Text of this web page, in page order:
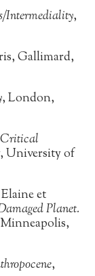
Intermediality,
Gallimard,
, London,
Critical
University of
et
Planet.
,